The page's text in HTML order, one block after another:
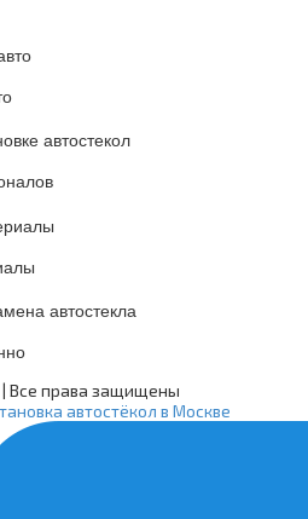
Все права защищены
автостёкол в Москве